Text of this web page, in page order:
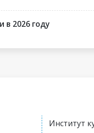
2026 году
Институт